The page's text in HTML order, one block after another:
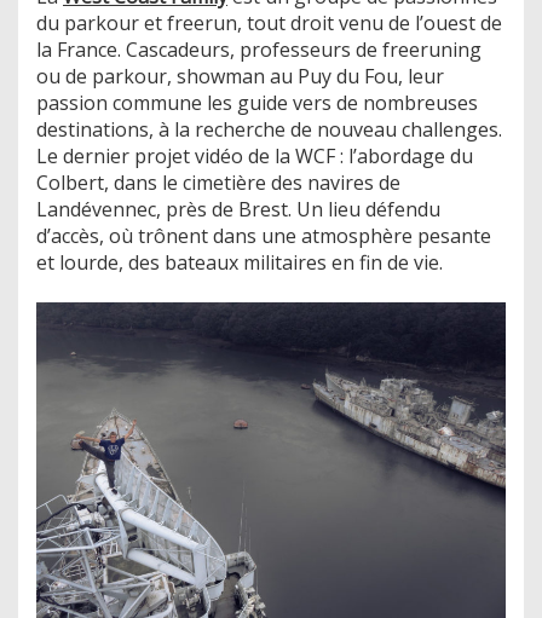
du parkour et freerun, tout droit venu de l’ouest de
la France. Cascadeurs, professeurs de freeruning
ou de parkour, showman au Puy du Fou, leur
passion commune les guide vers de nombreuses
destinations, à la recherche de nouveau challenges.
Le dernier projet vidéo de la WCF : l’abordage du
Colbert, dans le cimetière des navires de
Landévennec, près de Brest. Un lieu défendu
d’accès, où trônent dans une atmosphère pesante
et lourde, des bateaux militaires en fin de vie.